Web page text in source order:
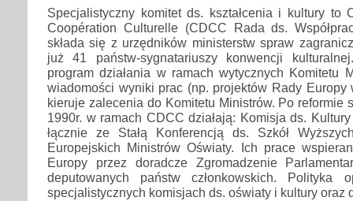
Specjalistyczny komitet ds. kształcenia i kultury to
Coopération Culturelle (CDCC Rada ds.
składa się z urzędników ministerstw spraw
już 41 państw-sygnatariuszy konwencji
program działania w ramach wytycznych Komitetu
wiadomości wyniki prac (np. projektów Rady
kieruje zalecenia do Komitetu Ministrów. Po reformie
1990r. w ramach CDCC działają: Komisja ds.
łącznie ze Stałą Konferencją ds. Szkół
Europejskich Ministrów Oświaty. Ich prace
Europy przez doradcze Zgromadzenie
deputowanych państw członkowskich. Polityka
specjalistycznych komisjach ds. oświaty i kultury oraz